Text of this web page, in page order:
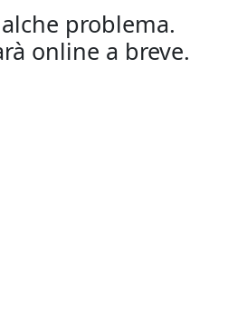
problema.
online a breve.